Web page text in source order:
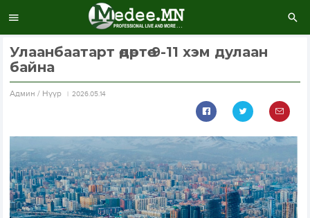
Улаанбаатарт өдөртөө 9-11 хэм дулаан
байна
Aдмин / Нүүр 2026.05.14